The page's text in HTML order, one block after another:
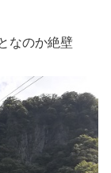
なのか絶壁